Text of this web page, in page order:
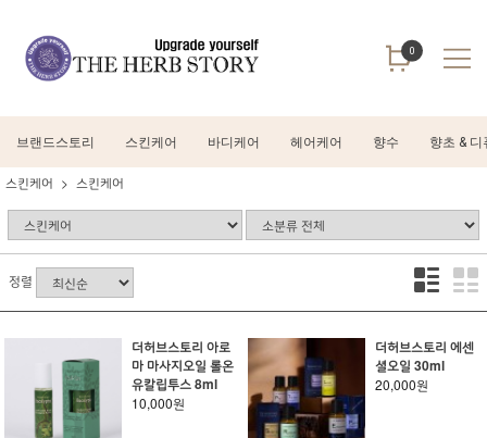
0
브랜드스토리 스킨케어 바디케어 헤어케어 향수 향초 & 디
스킨케어 스킨케어
정렬
더허브스토리 아로
마 마사지오일 롤온
유칼립투스 8ml
10,000원
더허브스토리 에센
셜오일 30ml
20,000원